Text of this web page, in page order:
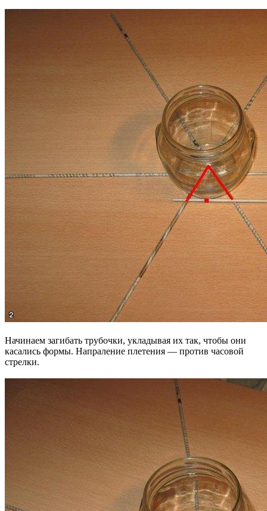
Начинаем загибать трубочки, укладывая их так, чтобы они
касались формы. Напраление плетения — против часовой
стрелки.